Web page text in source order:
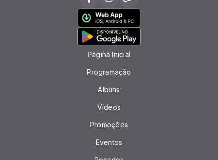
Página Inicial
Programação
Álbuns
Vídeos
Promoções
Eventos